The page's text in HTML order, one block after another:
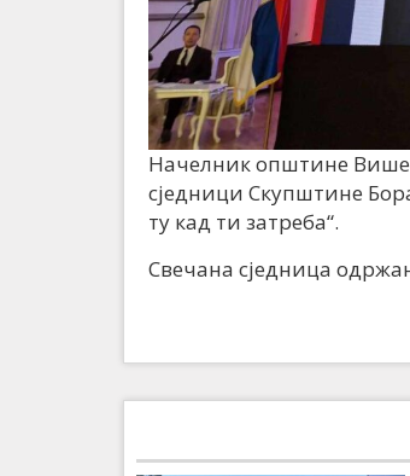
Начелник општине
сједници Скупштине
ту кад ти затреба“.
Свечана сједница